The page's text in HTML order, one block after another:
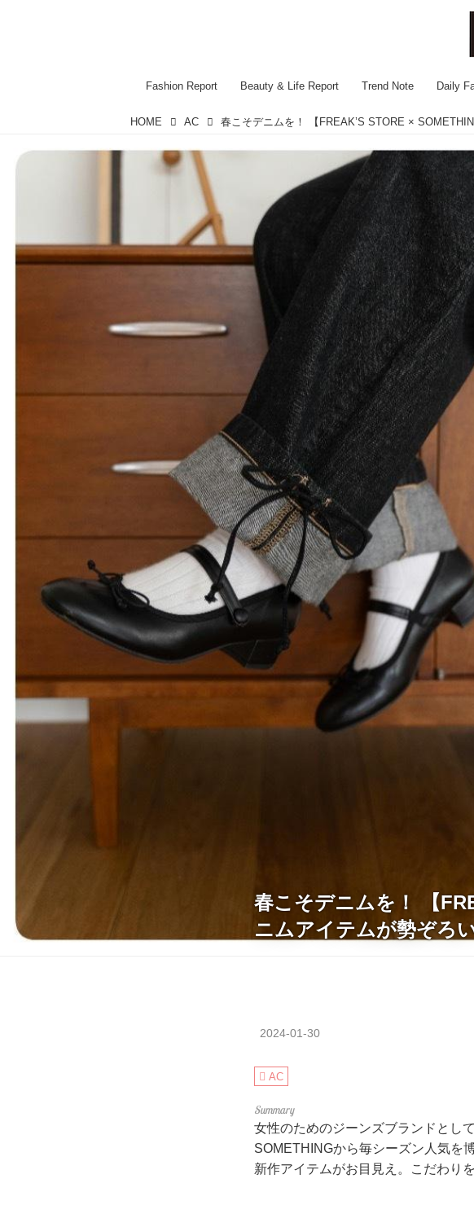
Fashion Report Beauty & Life Report Trend Note Daily
HOME AC
春こそデニムを！ 【
ニムアイテムが勢ぞろ
2024-01-30
AC
女性のためのジーンズブランドとし
SOMETHINGから毎シーズン人気を
新作アイテムがお目見え。こだわり